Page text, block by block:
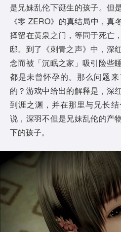
是兄妹乱伦下诞生的孩子。但
《零 ZERO》的真结局中，
择留在黄泉之门，等同于死亡
邸。到了《刺青之声》中，深
念而被「沉眠之家」吸引险些
都是未曾怀孕的。那么问题
的？游戏中给出的解释是，深
到涯之渊，并在那里与兄长
说，深羽不但是兄妹乱伦的产
下的孩子。